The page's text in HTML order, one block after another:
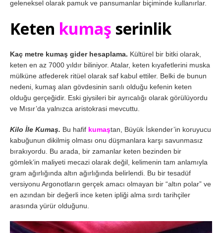
geleneksel olarak pamuk ve pansumanlar biçiminde kullanırlar.
Keten kumaş serinlik
Kaç metre kumaş gider hesaplama. Kültürel bir bitki olarak,
keten en az 7000 yıldır biliniyor. Atalar, keten kıyafetlerini muska
mülküne atfederek ritüel olarak saf kabul ettiler. Belki de bunun
nedeni, kumaş alan gövdesinin sarılı olduğu kefenin keten
olduğu gerçeğidir. Eski giysileri bir ayrıcalığı olarak görülüyordu
ve Mısır’da yalnızca aristokrasi mevcuttu.
Kilo İle Kumaş. Bu hafif kumaştan, Büyük İskender’in koruyucu
kabuğunun dikilmiş olması onu düşmanlara karşı savunmasız
bırakıyordu. Bu arada, bir zamanlar keten bezinden bir
gömlek’in maliyeti mecazi olarak değil, kelimenin tam anlamıyla
gram ağırlığında altın ağırlığında belirlendi. Bu bir tesadüf
versiyonu Argonotların gerçek amacı olmayan bir “altın polar” ve
en azından bir değerli ince keten ipliği alma sırdı tarihçiler
arasında yürür olduğunu.